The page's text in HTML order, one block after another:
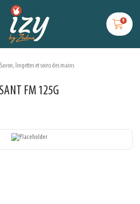
0
Savon, lingettes et soins des mains
FM 125G